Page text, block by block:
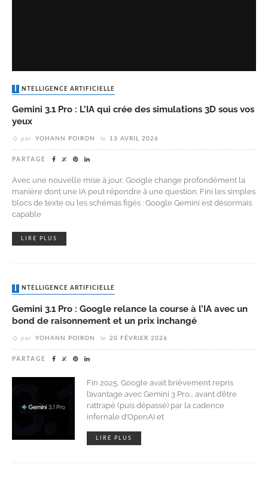
INTELLIGENCE ARTIFICIELLE
Gemini 3.1 Pro : L’IA qui crée des simulations 3D sous vos
yeux
par YOHANN POIRON le 13 AVRIL 2026
PARTAGE
Avec une nouvelle mise à jour, Google change profondément la
manière dont une IA peut répondre à une question. Fini les simples
blocs de texte ou les schémas figés : Google Gemini est désormais
capable
LIRE PLUS
INTELLIGENCE ARTIFICIELLE
Gemini 3.1 Pro : Google relance la course à l’IA avec un
bond de raisonnement et un prix inchangé
par YOHANN POIRON le 20 FÉVRIER 2026
PARTAGE
Fin 2025, Google avait brièvement repris
l’avantage avec Gemini 3 Pro… avant d’être
rattrapé (puis dépassé) par la cadence
infernale d’OpenAI et
LIRE PLUS